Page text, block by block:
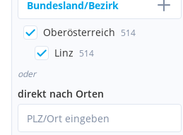
Bundesland/Bezirk
Oberösterreich 514
Linz 514
oder
direkt nach Orten
PLZ/Ort eingeben